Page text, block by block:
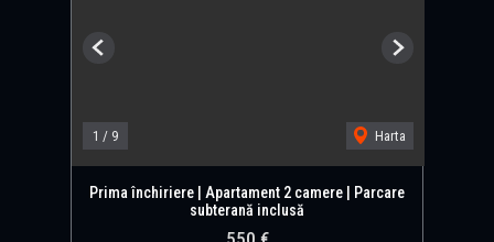
1 / 9 Harta
Previous Next
Prima închiriere | Apartament 2 camere | Parcare
subterană inclusă